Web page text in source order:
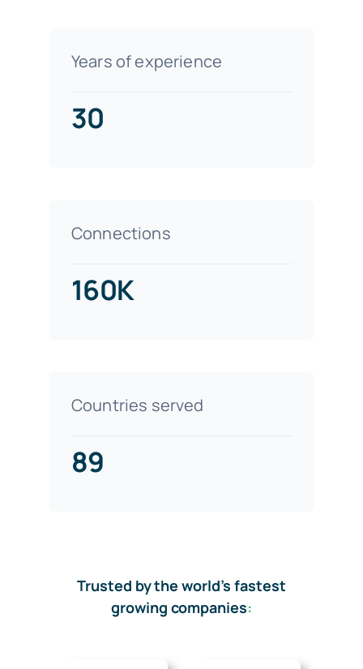
Years of experience
30
Connections
160K
Countries served
89
Trusted by the world’s fastest
growing companies: